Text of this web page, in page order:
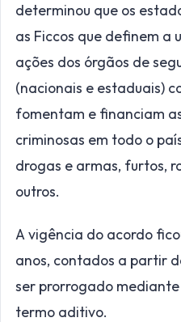
determinou que os
as Ficcos que definem a
ações dos órgãos de
(nacionais e estaduais)
fomentam e financiam
criminosas em todo o
drogas e armas, furtos,
outros.
A vigência do acordo
anos, contados a partir
ser prorrogado
termo aditivo.